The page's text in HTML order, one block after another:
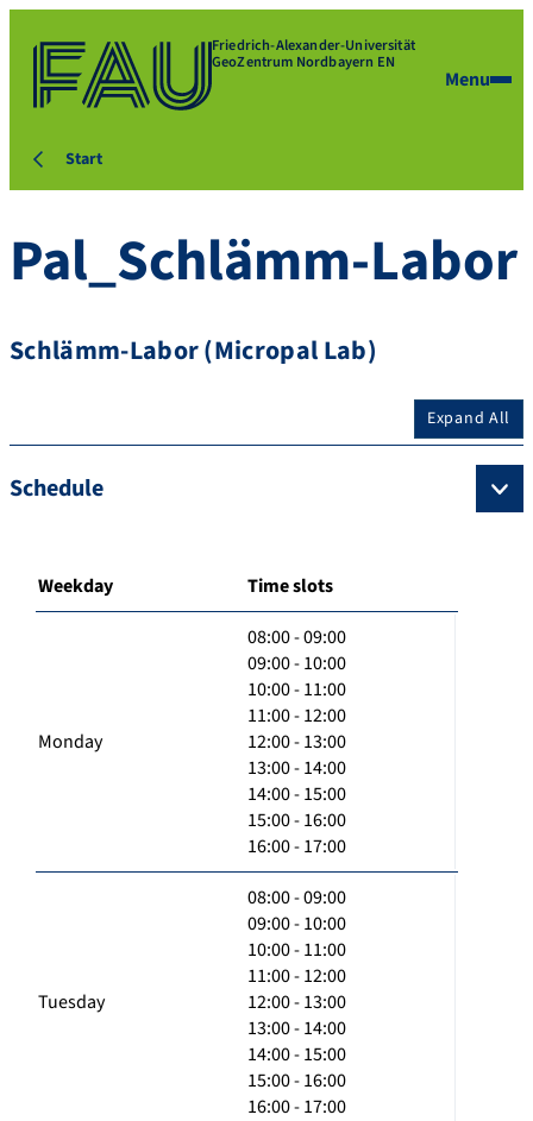
Friedrich-Alexander-Universität
GeoZentrum Nordbayern EN
Menu
Start
Pal_Schlämm-Labor
Schlämm-Labor (Micropal Lab)
Expand All
Schedule
Weekday Time slots
Monday
08:00 - 09:00
09:00 - 10:00
10:00 - 11:00
11:00 - 12:00
12:00 - 13:00
13:00 - 14:00
14:00 - 15:00
15:00 - 16:00
16:00 - 17:00
Tuesday
08:00 - 09:00
09:00 - 10:00
10:00 - 11:00
11:00 - 12:00
12:00 - 13:00
13:00 - 14:00
14:00 - 15:00
15:00 - 16:00
16:00 - 17:00